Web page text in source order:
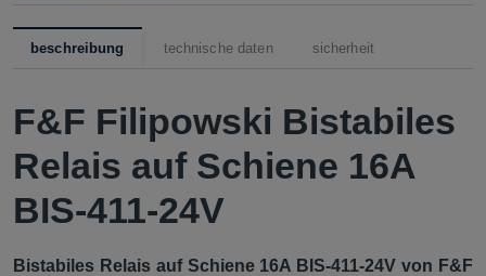
beschreibung technische daten sicherheit
F&F Filipowski Bistabiles
Relais auf Schiene 16A
BIS-411-24V
Bistabiles Relais auf Schiene 16A BIS-411-24V von F&F